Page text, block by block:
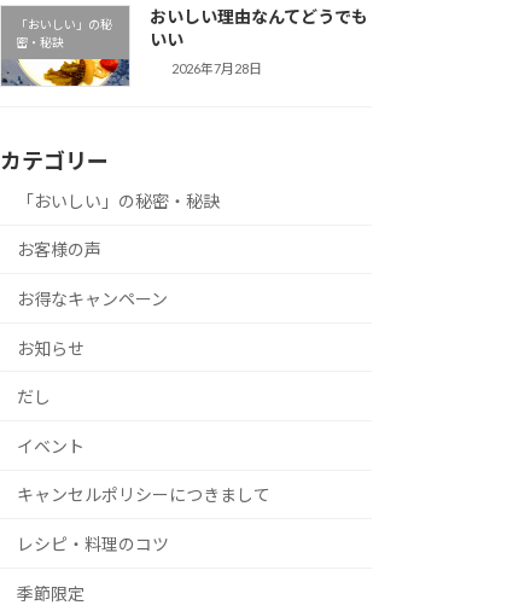
「おいしい」の秘
密・秘訣
おいしい理由なんてどうでも
いい
2026年7月28日
カテゴリー
「おいしい」の秘密・秘訣
お客様の声
お得なキャンペーン
お知らせ
だし
イベント
キャンセルポリシーにつきまして
レシピ・料理のコツ
季節限定